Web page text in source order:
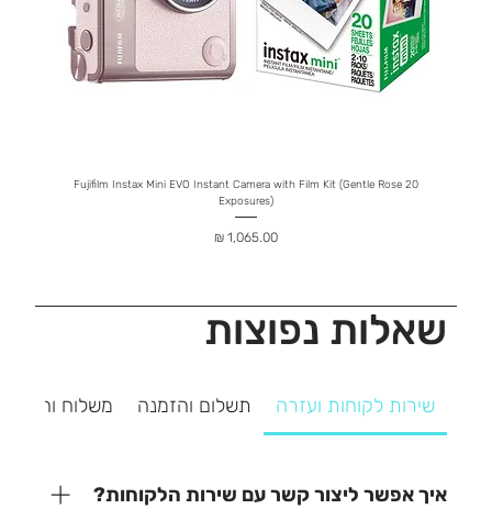
Fujifilm Instax Mini EVO Instant Camera with Film Kit (Gentle Rose 20
Exposures)
מחיר
שאלות נפוצות
שירות לקוחות ועזרה תשלום והזמנה משלוח
איך אפשר ליצור קשר עם שירות הלקוחות?